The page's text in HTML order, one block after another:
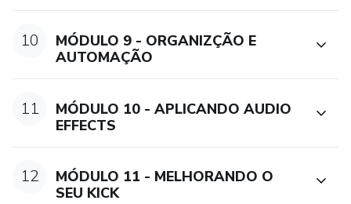
10
MÓDULO 9 - ORGANIZÇÃO E
AUTOMAÇÃO
11
MÓDULO 10 - APLICANDO AUDIO
EFFECTS
12
MÓDULO 11 - MELHORANDO O
SEU KICK